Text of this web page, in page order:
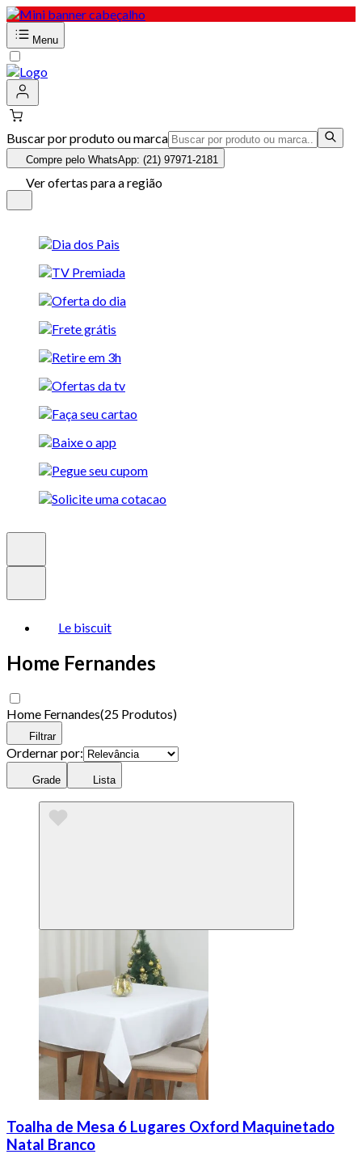
Menu
Buscar por produto ou marca
Compre pelo WhatsApp: (21) 97971-2181
Ver ofertas para a região
Le biscuit
Home Fernandes
Home Fernandes(25 Produtos)
Filtrar
Ordernar por:
Grade Lista
Toalha de Mesa 6 Lugares Oxford Maquinetado
Natal Branco